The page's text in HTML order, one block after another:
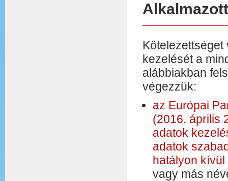
kezelését a
alábbiakban
végezzük:
az Európai
(2016. április
adatok
adatok
hatályon
vagy más